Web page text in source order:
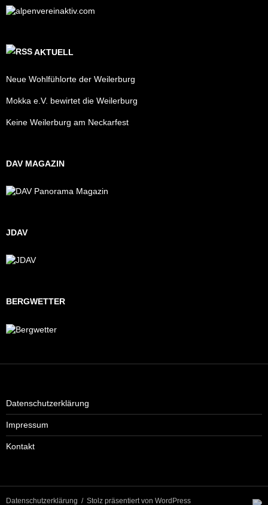
AKTUELL
Neue Wohlfühlorte der Weilerburg
Mokka e.V. bewirtet die Weilerburg
Keine Weilerburg am Neckarfest
DAV MAGAZIN
JDAV
BERGWETTER
Datenschutzerklärung
Impressum
Kontakt
Datenschutzerklärung Stolz präsentiert von WordPress